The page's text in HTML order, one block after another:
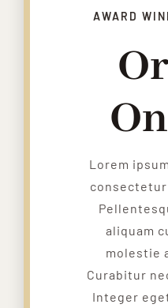
AWARD
Lorem
aliquam
molestie
Curabitur
Integer